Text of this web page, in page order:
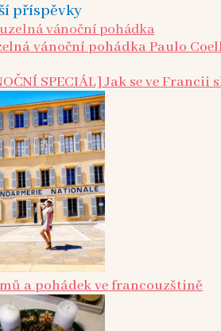
příspěvky
vánoční pohádka Paulo
SPECIÁL] Jak se ve Francii
a pohádek ve francouzštině